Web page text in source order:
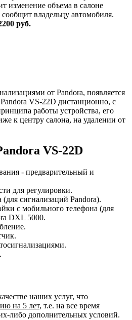
изменение объема в салоне
владельцу автомобиля.
руб.
от Pandora, появляется
VS-22D дистанционно, с
работы устройства, его
к центру салона, на удалении от
VS-22D
- предварительный и
для регулировки.
(для сигнализаций Pandora).
с мобильного телефона (для
DXL 5000.
наших услуг, что
на 5 лет, т.е. на все время
либо дополнительных условий.